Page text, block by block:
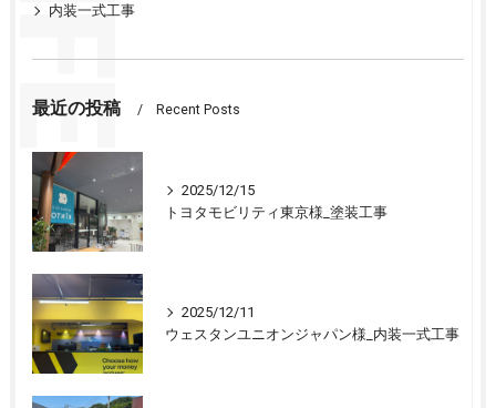
内装一式工事
最近の投稿 Recent Posts
2025/12/15
トヨタモビリティ東京様_塗装工事
2025/12/11
ウェスタンユニオンジャパン様_内装一式工事